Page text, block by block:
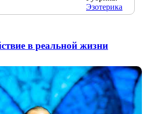
Эзотерика
в реальной жизни